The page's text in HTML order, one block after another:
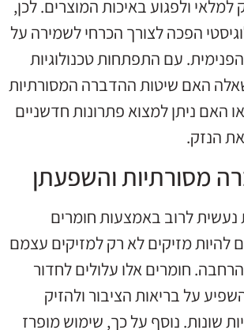
למלאי ולפגוע באיכות המוצרים. לכן,
הפכה לצורך הכרחי לשמירה על
עם התפתחות טכנולוגיות
האם שיטות ההדברה המסורתיות
האם ניתן למצוא פתרונות חדשניים
הנזק.
מסורתיות והשפעתן
לרוב באמצעות חומרים
להיות מזיקים לא רק למזיקים עצמם
חומרים אלו עלולים לחדור
על בריאות הציבור ולהזיק
שונות. נוסף על כך, שימוש מופרז